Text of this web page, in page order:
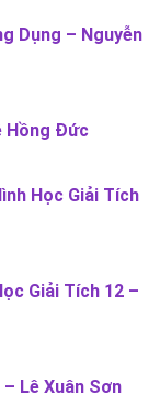
Dụng – Nguyễn
Hồng Đức
Học Giải Tích
Giải Tích 12 –
Lê Xuân Sơn